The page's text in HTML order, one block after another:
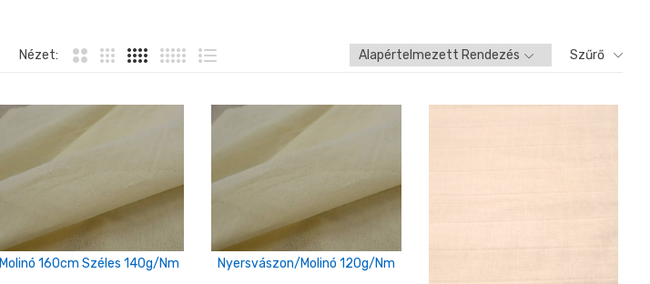
Nézet: Szűrő
Molinó 160cm Széles 140g/nm Nyersvászon/Molinó 120g/nm